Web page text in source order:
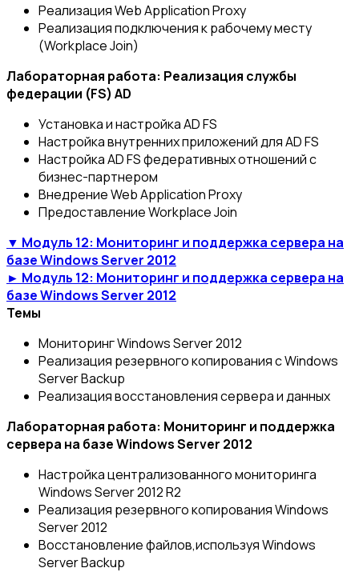
Реализация Web Application Proxy
Реализация подключения к рабочему месту
(Workplace Join)
Лабораторная работа: Реализация службы
федерации (FS) AD
Установка и настройка AD FS
Настройка внутренних приложений для AD FS
Настройка AD FS федеративных отношений с
бизнес-партнером
Внедрение Web Application Proxy
Предоставление Workplace Join
▼ Модуль 12: Мониторинг и поддержка сервера на
базе Windows Server 2012
► Модуль 12: Мониторинг и поддержка сервера на
базе Windows Server 2012
Темы
Мониторинг Windows Server 2012
Реализация резервного копирования с Windows
Server Backup
Реализация восстановления сервера и данных
Лабораторная работа: Мониторинг и поддержка
сервера на базе Windows Server 2012
Настройка централизованного мониторинга
Windows Server 2012 R2
Реализация резервного копирования Windows
Server 2012
Восстановление файлов,используя Windows
Server Backup